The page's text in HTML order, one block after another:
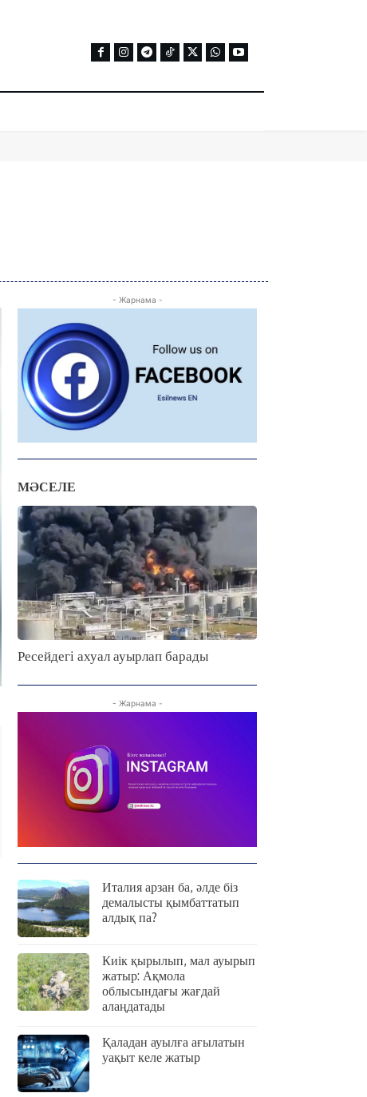
- Жарнама -
МӘСЕЛЕ
Ресейдегі ахуал ауырлап барады
- Жарнама -
Италия арзан ба, әлде біз
демалысты қымбаттатып
алдық па?
Киік қырылып, мал ауырып
жатыр: Ақмола
облысындағы жағдай
алаңдатады
Қаладан ауылға ағылатын
уақыт келе жатыр